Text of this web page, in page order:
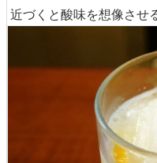
近づくと酸味を想像させ